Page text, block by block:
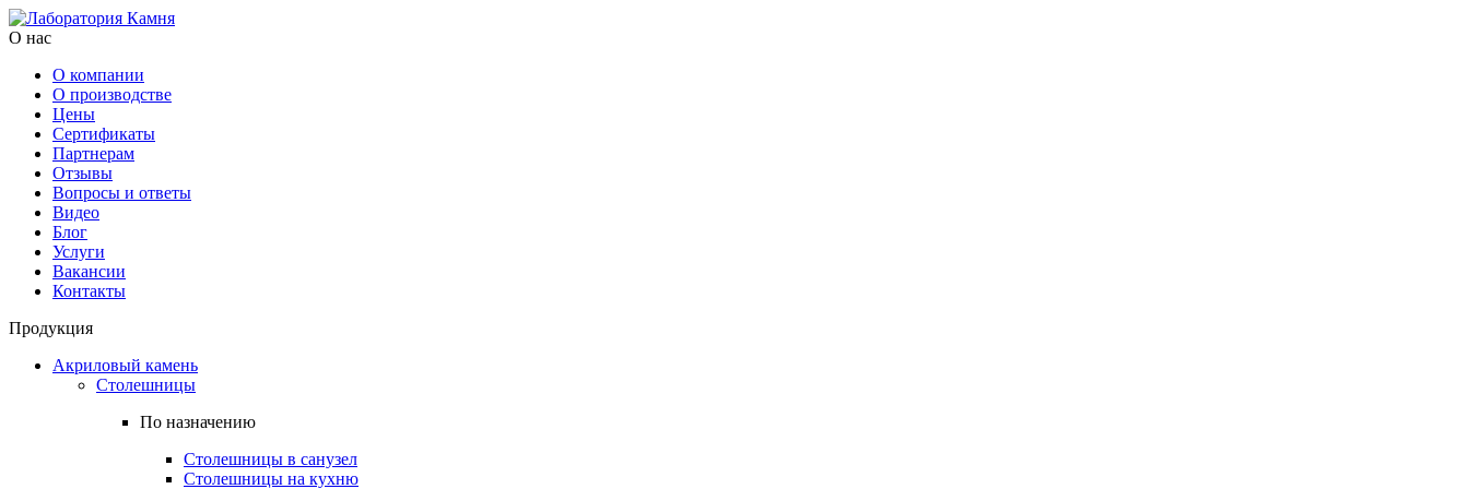
О нас
О компании
О производстве
Цены
Cертификаты
Партнерам
Отзывы
Вопросы и ответы
Видео
Блог
Услуги
Вакансии
Контакты
Продукция
Акриловый камень
Столешницы
По назначению
Столешницы в санузел
Столешницы на кухню